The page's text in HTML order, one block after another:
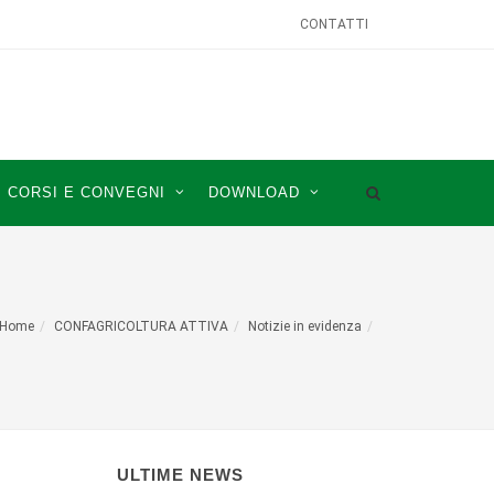
CONTATTI
CORSI E CONVEGNI DOWNLOAD
Home CONFAGRICOLTURA ATTIVA Notizie in evidenza
ULTIME NEWS